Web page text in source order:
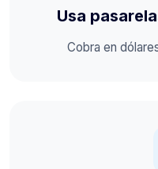
Usa
Cobra en